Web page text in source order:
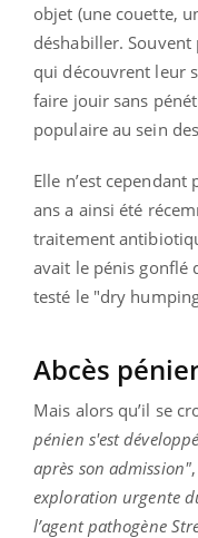
objet (une couette,
déshabiller.
qui découvrent leur
faire jouir sans
populaire au sein
Elle n’est
ans a ainsi été
traitement
avait le pénis gonflé
testé le "dry
Abcès
Mais alors qu’il se
pénien s'est
après son admission"
exploration urgente
l’agent pathogène